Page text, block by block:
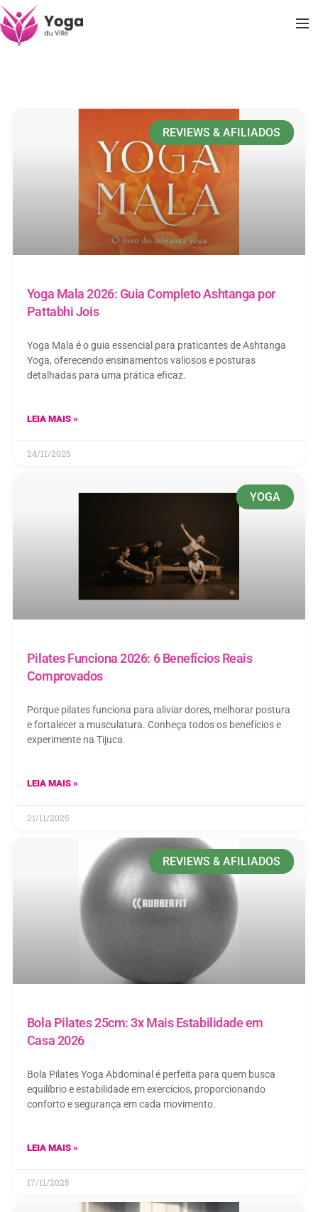
REVIEWS & AFILIADOS
Yoga Mala 2026: Guia Completo Ashtanga por
Pattabhi Jois
Yoga Mala é o guia essencial para praticantes de Ashtanga
Yoga, oferecendo ensinamentos valiosos e posturas
detalhadas para uma prática eficaz.
LEIA MAIS »
24/11/2025
YOGA
Pilates Funciona 2026: 6 Benefícios Reais
Comprovados
Porque pilates funciona para aliviar dores, melhorar postura
e fortalecer a musculatura. Conheça todos os benefícios e
experimente na Tijuca.
LEIA MAIS »
21/11/2025
REVIEWS & AFILIADOS
Bola Pilates 25cm: 3x Mais Estabilidade em
Casa 2026
Bola Pilates Yoga Abdominal é perfeita para quem busca
equilíbrio e estabilidade em exercícios, proporcionando
conforto e segurança em cada movimento.
LEIA MAIS »
17/11/2025